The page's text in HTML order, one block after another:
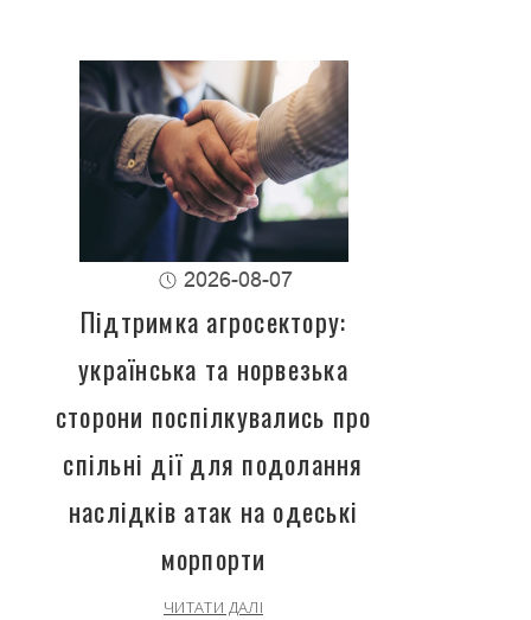
2026-08-07
Підтримка агросектору:
українська та норвезька
сторони поспілкувались про
спільні дії для подолання
наслідків атак на одеські
морпорти
ЧИТАТИ ДАЛІ